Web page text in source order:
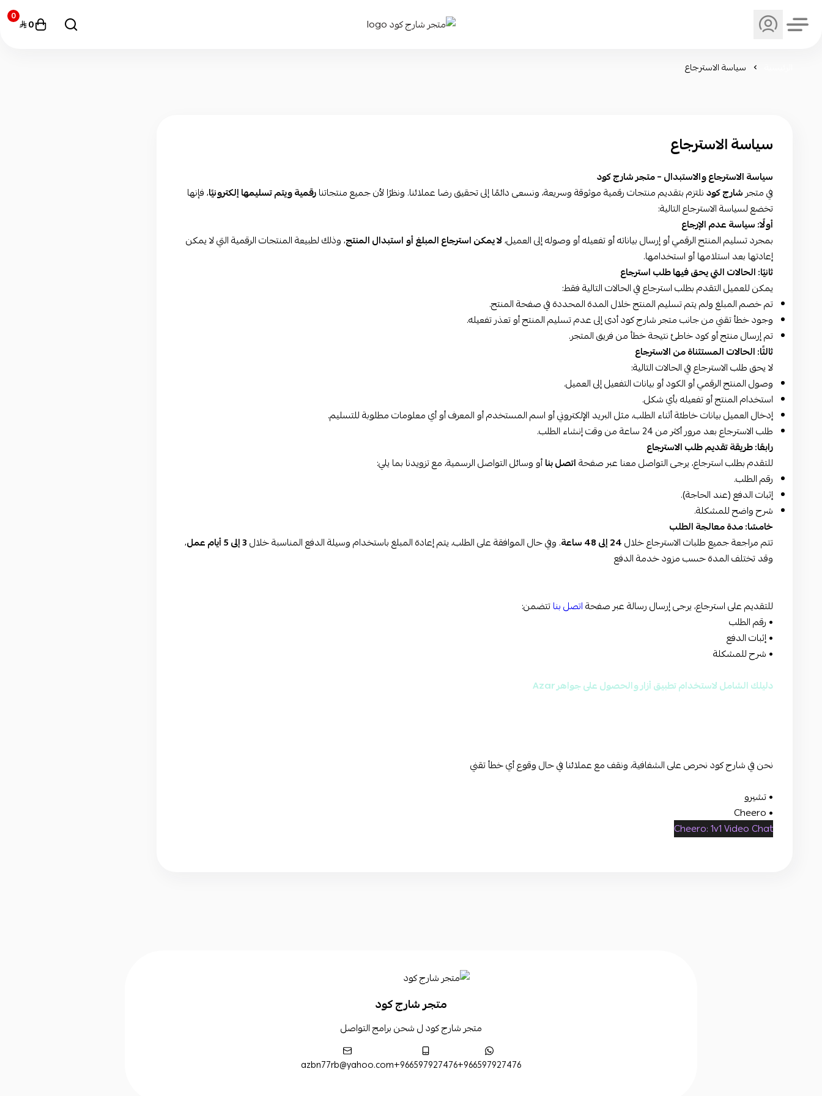
متجر شارج كود
0 0
سياسة الاسترجاع
سياسة الاسترجاع
سياسة الاسترجاع والاستبدال – متجر شارج كود
في متجرشارج كودنلتزم بتقديم منتجات رقمية موثوقة وسريعة، ونسعى دائمًا إلى تحقيق رضا عملائنا. ونظرًا لأن جميع منتجاتنارقمية ويتم تسليمها إلكترونيًا، فإنها
تخضع لسياسة الاسترجاع التالية:
أولًا: سياسة عدم الإرجاع
بمجرد تسليم المنتج الرقمي أو إرسال بياناته أو تفعيله أو وصوله إلى العميل،لا يمكن استرجاع المبلغ أو استبدال المنتج، وذلك لطبيعة المنتجات الرقمية التي لا يمكن
إعادتها بعد استلامها أو استخدامها.
ثانيًا: الحالات التي يحق فيها طلب استرجاع
يمكن للعميل التقدم بطلب استرجاع في الحالات التالية فقط:
تم خصم المبلغ ولم يتم تسليم المنتج خلال المدة المحددة في صفحة المنتج.
وجود خطأ تقني من جانب متجر شارج كود أدى إلى عدم تسليم المنتج أو تعذر تفعيله.
تم إرسال منتج أو كود خاطئ نتيجة خطأ من فريق المتجر.
ثالثًا: الحالات المستثناة من الاسترجاع
لا يحق طلب الاسترجاع في الحالات التالية:
وصول المنتج الرقمي أو الكود أو بيانات التفعيل إلى العميل.
استخدام المنتج أو تفعيله بأي شكل.
إدخال العميل بيانات خاطئة أثناء الطلب، مثل البريد الإلكتروني أو اسم المستخدم أو المعرف أو أي معلومات مطلوبة للتسليم.
طلب الاسترجاع بعد مرور أكثر من 24 ساعة من وقت إنشاء الطلب.
رابعًا: طريقة تقديم طلب الاسترجاع
للتقدم بطلب استرجاع، يرجى التواصل معنا عبر صفحةاتصل بناأو وسائل التواصل الرسمية، مع تزويدنا بما يلي:
رقم الطلب.
إثبات الدفع (عند الحاجة).
شرح واضح للمشكلة.
خامسًا: مدة معالجة الطلب
تتم مراجعة جميع طلبات الاسترجاع خلال24 إلى 48 ساعة . وفي حال الموافقة على الطلب، يتم إعادة المبلغ باستخدام وسيلة الدفع المناسبة خلال3 إلى 5 أيام عمل
،
وقد تختلف المدة حسب مزود خدمة الدفع
للتقديم على استرجاع، يرجى إرسال رسالة عبر صفحةاتصل بناتتضمن:
• رقم الطلب
• إثبات الدفع
• شرح للمشكلة
دليلك الشامل لاستخدام تطبيق أزار والحصول على جواهر Azar
نحن في شارج كود نحرص على الشفافية، ونقف مع عملائنا في حال وقوع أي خطأ تقني
• تشيرو
• Cheero
Cheero: 1v1 Video Chat
متجر شارج كود
متجر شارج كود ل شحن برامج التواصل
+966597927476
+966597927476
azbn77rb@yahoo.com